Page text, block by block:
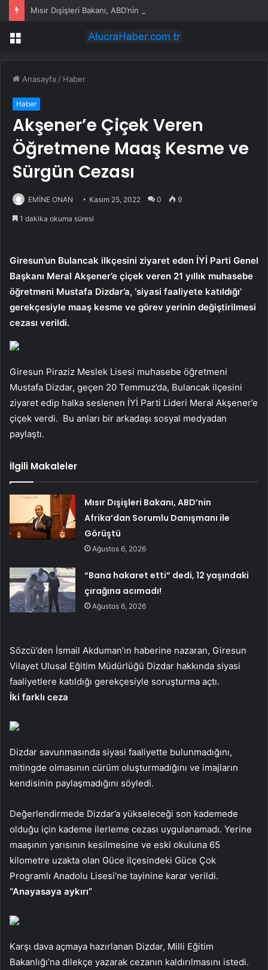
Menü
Anasayfa / Haber
Haber
Akşener’e Çiçek Veren
Öğretmene Maaş Kesme ve
Sürgün Cezası
EMİNE ONAN Kasım 25, 2022 0 9
1 dakika okuma süresi
Giresun’un Bulancak ilkçesini ziyaret eden İYİ Parti Genel
Başkanı Meral Akşener’e çiçek veren 21 yıllık muhasebe
öğretmeni Mustafa Dizdar’a, ‘siyasi faaliyete katıldığı’
gerekçesiyle maaş kesme ve görev yerinin değiştirilmesi
cezası verildi.
Giresun Piraziz Meslek Lisesi muhasebe öğretmeni
Mustafa Dizdar, geçen 20 Temmuz’da, Bulancak ilçesini
ziyaret edip halka seslenen İYİ Parti Lideri Meral Akşener’e
çiçek verdi. Bu anları bir arkadaşı sosyal medyadan
paylaştı.
İlgili Makaleler
Mısır Dışişleri Bakanı, ABD’nin
Afrika’dan Sorumlu Danışmanı ile
Görüştü
Ağustos 6, 2026
“Bana hakaret etti” dedi, 12 yaşındaki
çırağına acımadı!
Ağustos 6, 2026
Sözcü’den İsmail Akduman’ın haberine nazaran, Giresun
Vilayet Ulusal Eğitim Müdürlüğü Dizdar hakkında siyasi
faaliyetlere katıldığı gerekçesiyle soruşturma açtı.
İki farklı ceza
Dizdar savunmasında siyasi faaliyette bulunmadığını,
mitingde olmasının cürüm oluşturmadığını ve imajların
kendisinin paylaşmadığını söyledi.
Değerlendirmede Dizdar’a yükseleceği son kademede
olduğu için kademe ilerleme cezası uygulanamadı. Yerine
maaşının yarısının kesilmesine ve eski okuluna 65
kilometre uzakta olan Güce ilçesindeki Güce Çok
Programlı Anadolu Lisesi’ne tayinine karar verildi.
“Anayasaya aykırı”
Karşı dava açmaya hazırlanan Dizdar, Milli Eğitim
Bakanlığı’na dilekçe yazarak cezanın kaldırılmasını istedi.